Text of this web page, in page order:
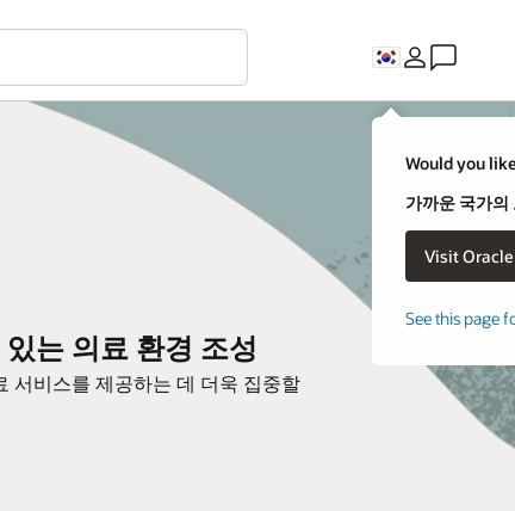
Would you
가까운 국가의
See this page
는 의료 환경 조성
서비스를 제공하는 데 더욱 집중할